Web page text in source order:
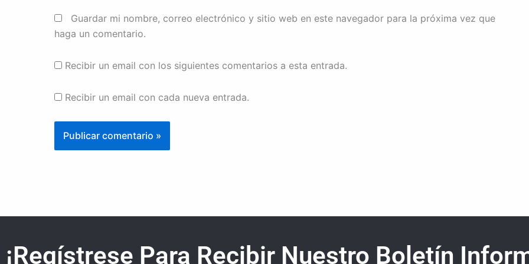
Guardar mi nombre, correo electrónico y sitio web en este navegador para la próxima vez que
haga un comentario.
Recibir un email con los siguientes comentarios a esta entrada.
Recibir un email con cada nueva entrada.
¡Regístrese Para Recibir Nuestro Boletín